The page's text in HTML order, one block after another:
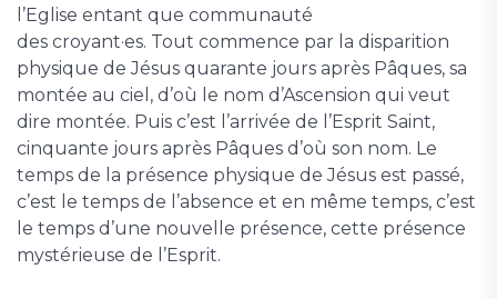
l’Eglise entant que communauté
des croyant·es. Tout commence par la disparition
physique de Jésus quarante jours après Pâques, sa
montée au ciel, d’où le nom d’Ascension qui veut
dire montée. Puis c’est l’arrivée de l’Esprit Saint,
cinquante jours après Pâques d’où son nom. Le
temps de la présence physique de Jésus est passé,
c’est le temps de l’absence et en même temps, c’est
le temps d’une nouvelle présence, cette présence
mystérieuse de l’Esprit.